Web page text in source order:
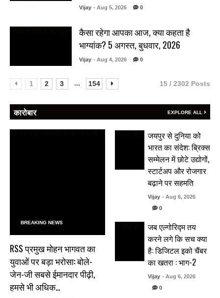
Vijay - Aug 5, 2026 0
कैसा रहेगा आपका आज, क्या कहता है
भाग्यांक? 5 अगस्त, बुधवार, 2026
Vijay - Aug 4, 2026 0
1 2 3 ... 154 15 / 2302 Posts
कारोबार EXPLORE ALL
BREAKING NEWS
RSS प्रमुख मोहन भागवत का
युवाओं पर बड़ा भरोसा: बोले-
जेन-जी सबसे ईमानदार पीढ़ी,
हमसे भी अधिक…
जयपुर से दुनिया को
भारत का संदेश: ब्रिक्स
सम्मेलन में छोटे उद्योगों,
स्टार्टअप और रोजगार
बढ़ाने पर सहमति
Vijay - Aug 6, 2026
0
जब एल्गोरिद्म तय
करने लगे कि सच क्या
है: डिजिटल इको चैंबर
का खतरा : भाग-2
Vijay - Aug 6, 2026
0